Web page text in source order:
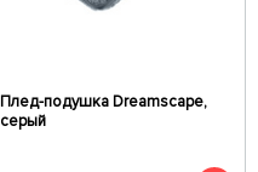
Плед-подушка Dreamscape,
серый